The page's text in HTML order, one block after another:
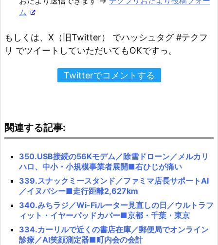
ム
もしくは、X（旧Twitter） でハッシュタグ #テクフ
リ でツイートしていただいてもOKですっ。
Twitterでコメントする
関連する記事:
350.USB接続の56Kモデム／除雪ドローン／メルカリ
ハロ、中小・小規模事業者展開■右ひじが痛い
339.スナックミースタンド／ファミマ店長サポートAI
／イヌパシー■走行距離2,627km
340.みちラジ／Wi-Fiルーター見直しの日／ウルトラフ
ィット・イヤーパッドカバー■京都・千葉・東京
334.カーリルで近くの書店在庫／郵便局でオンライン
診療／AI笑顔測定器■町内会の会計